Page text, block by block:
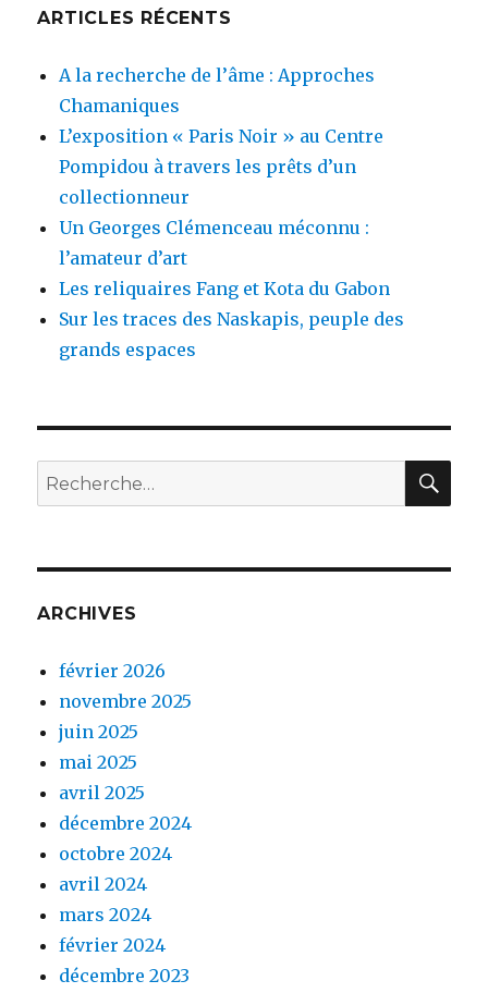
ARTICLES RÉCENTS
A la recherche de l’âme : Approches
Chamaniques
L’exposition « Paris Noir » au Centre
Pompidou à travers les prêts d’un
collectionneur
Un Georges Clémenceau méconnu :
l’amateur d’art
Les reliquaires Fang et Kota du Gabon
Sur les traces des Naskapis, peuple des
grands espaces
Recherche
pour :
ARCHIVES
février 2026
novembre 2025
juin 2025
mai 2025
avril 2025
décembre 2024
octobre 2024
avril 2024
mars 2024
février 2024
décembre 2023